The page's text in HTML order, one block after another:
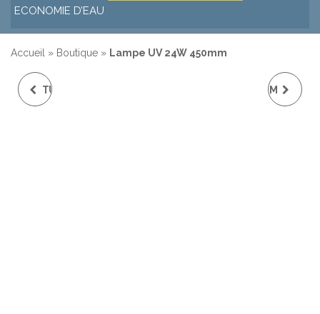
ECONOMIE D’EAU
Accueil » Boutique » Lampe UV 24W 450mm
TUBE QUARTZ 670MM TUBE QUARTZ 450MM